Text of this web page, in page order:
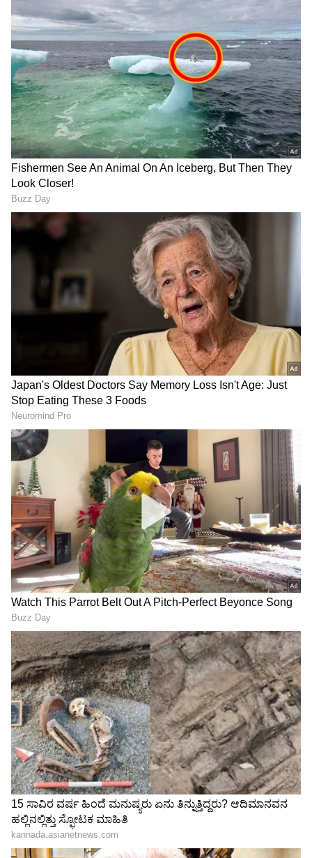
ಹುಡುಗಿಯರು ಲೈಂಗಿಕ ಕಾಮನೆ ನಿಯಂತ್ರಿಸಿಕೊಳ್ಳಬೇಕು
ಎಂಬ ಆದೇಶ ರದ್ದು: ಸುಪ್ರೀಂ ಕೋರ್ಟ್‌
ಇದೇ ವೇಳೆ ಘಟನೆ ಕುರಿತು ಪ್ರತಿಕ್ರಿಯೆ ನೀಡಿರುವ
ಮುಖ್ಯಮಂತ್ರಿ ಏಕನಾಥ್‌ ಶಿಂಧೆ, ಪ್ರಕರಣದ ತನಿಖೆಗೆ
ಎಸ್‌ಟಿಐ ರಚನೆ ಮಾಡಲಾಗುವುದು. ಶೀಘ್ರ ತನಿಖೆಗೆ
ಮುಕ್ತಾಯಕ್ಕೂ ಕ್ರಮ ಕೈಗೊಳ್ಳಲಾಗುವುದು, ಇದಕ್ಕಾಗಿ ವಿಶೇಷ
ಪಬ್ಲಿಕ್‌ ಪ್ರಾಸಿಕ್ಯೂಟರ್ ನೇಮಿಸಲಾಗುವುದು. ಆರೋಪಿ
ವಿರುದ್ಧ ಅತ್ಯಾಚಾರದ ಪ್ರಕರಣ ದಾಖಲಿಗೂ ಪೊಲೀಸರಿಗೆ
ಸೂಚಿಸಲಾಗಿದೆ ಎಂದು ತಿಳಿಸಿದ್ದಾರೆ.
ಅಪ್ಡೇಟ್‌ಗಳಿಗಾಗಿ ಏಷ್ಯಾನೆಟ್ ಸುವರ್ಣ ನ್ಯೂಸ್‌ ಫಾಲೋ
ಮಾಡಿ. ಬ್ರೇಕಿಂಗ್ ಸುದ್ದಿ (Latest Kannada News ),
ವಿಶೇಷ ವರದಿಗಳು ಮತ್ತು ನೇರ ಪ್ರಸಾರಗಳೊಂದಿಗೆ
(kannada news live) ಸಂಪೂರ್ಣ ಮಾಹಿತಿ ಒಂದೇ
ಕ್ಲಿಕ್‌ನಲ್ಲಿ ಲಭ್ಯ. ಏಷ್ಯಾನೆಟ್ ಸುವರ್ಣ ನ್ಯೂಸ್ ಅಧಿಕೃತ
ಆ್ಯಪ್ ಡೌನ್‌ಲೋಡ್ ಮಾಡಿ ಹಾಗು ಎಲ್ಲಾ ಅಪ್‌ಡೇಟ್
ಗಳನ್ನು ಪಡೆಯಿರಿ
RECOMMENDED STORIES
Atiq Ahmed: ಗ್ಯಾಂಗಸ್ಟಾರ್
ಅತೀಕ್ ಅಹ್ಮದ್ ಮಗನ ಕಾರು
ಶೋಧನೆಯಲ್ಲಿ ಪೊಲೀಸರಿಗೆ
ಶಾಕ್! ಸಿಕ್ಕ ಆ ಎರಡು ಪುಸ್ತಕಗಳ
ಹಿಂದೆ ಅಡಗಿದ ಕಥೆಯೇನು?
ಸಿಜೆಪಿ ಕಾರ್ಯಕರ್ತನಿಂದಲೇ
ಕಾಕ್ರೋಚ್ ಜನತಾ ಪಾರ್ಟಿ ವಿರುದ್ಧ
ಬಂಡಾಯ! ದೀಪ್ಕೆ ತವರಲ್ಲಿ
ಅಹಮದಾಬಾದ್ ಯುವಕನ
ಉಪವಾಸ ಸತ್ಯಾಗ್ರಹ!